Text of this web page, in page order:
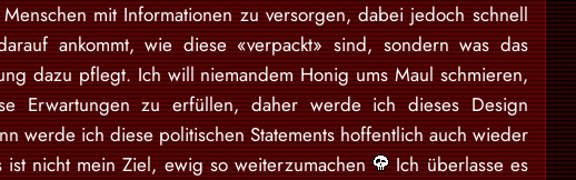
mit Informationen zu versorgen, dabei jedoch schnell
ankommt, wie diese «verpackt» sind, sondern was das
dazu pflegt. Ich will niemandem Honig ums Maul schmieren,
Erwartungen zu erfüllen, daher werde ich dieses Design
werde ich diese politischen Statements hoffentlich auch wieder
ist nicht mein Ziel, ewig so weiterzumachen
Ich überlasse es